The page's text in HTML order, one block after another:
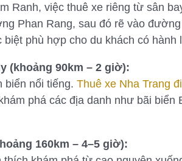
Ranh, việc thuê xe riêng từ sân
Phan Rang, sau đó rẽ vào
phù hợp cho du khách có hành
(khoảng 90km – 2 giờ):
biển nổi tiếng. Thuê xe Nha Trang
phá các địa danh như bãi biển
160km – 4–5 giờ):